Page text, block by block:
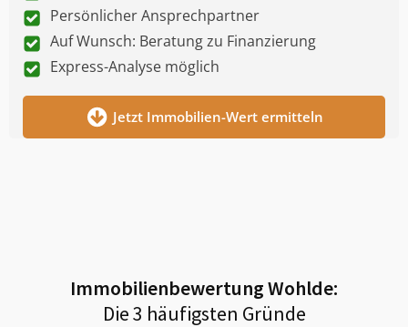
Persönlicher Ansprechpartner
Auf Wunsch: Beratung zu Finanzierung
Express-Analyse möglich
Jetzt Immobilien-Wert ermitteln
ImmobilienbewertungWohlde:
Die 3 häufigsten Gründe